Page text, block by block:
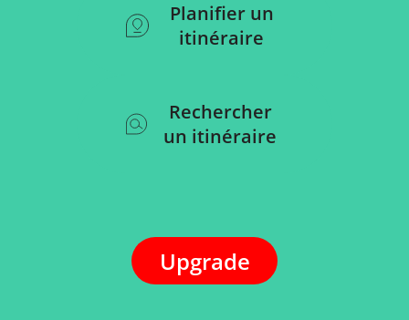
Planifier un
itinéraire
Rechercher
un itinéraire
Upgrade